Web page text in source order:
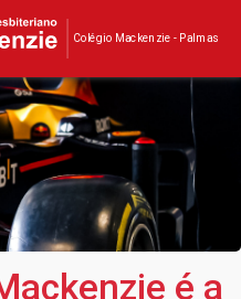
Colégio Mackenzie - Palmas
é a